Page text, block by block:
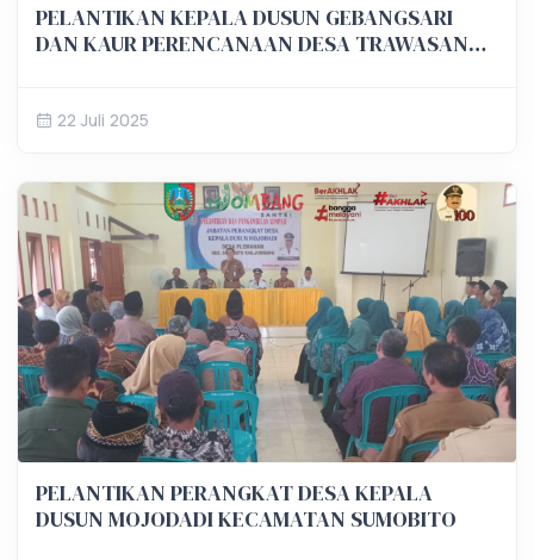
PELANTIKAN KEPALA DUSUN GEBANGSARI
DAN KAUR PERENCANAAN DESA TRAWASAN
22 Juli 2025
PELANTIKAN PERANGKAT DESA KEPALA
DUSUN MOJODADI KECAMATAN SUMOBITO